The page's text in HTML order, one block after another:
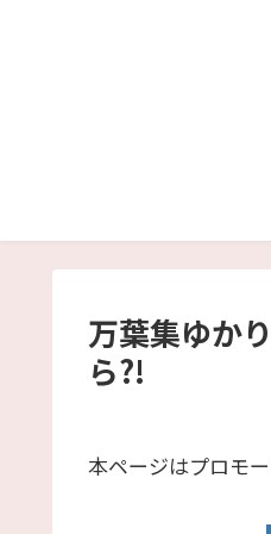
万葉集ゆか
ら?!
本ページはプロモ